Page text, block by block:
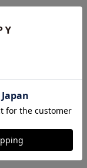
ざいません。
。
ロードしていただ
)にて商品を発送致